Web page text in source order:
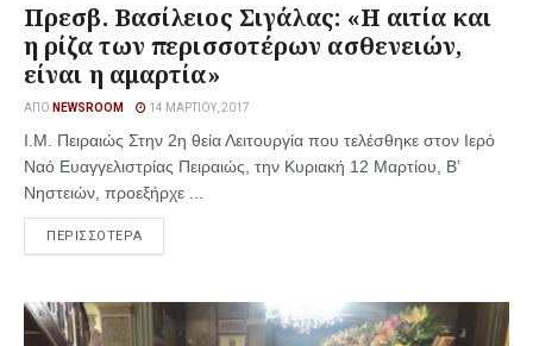
Πρεσβ. Βασίλειος Σιγάλας: «Η αιτία και
η ρίζα των περισσοτέρων ασθενειών,
είναι η αμαρτία»
ΑΠΌ NEWSROOM 14 ΜΑΡΤΊΟΥ, 2017
Ι.Μ. Πειραιώς Στην 2η θεία Λειτουργία που τελέσθηκε στον Ιερό
Ναό Ευαγγελιστρίας Πειραιώς, την Κυριακή 12 Μαρτίου, Β’
Νηστειών, προεξήρχε ...
ΠΕΡΙΣΣΟΤΕΡΑ